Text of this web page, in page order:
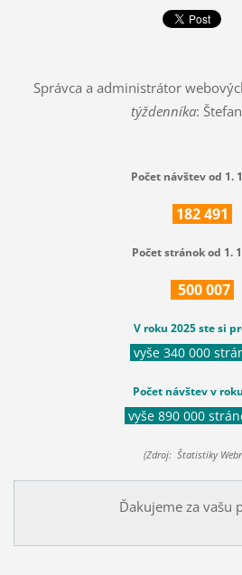
Správca a administrátor
týždenníka:
Počet návštev od 1.
182491
Počet stránok od 1.
500007
V roku 2025 ste si
vyše 340 000
Počet návštev v
vyše 890 000
(Zdroj: Štatistiky
Ďakujeme za vašu